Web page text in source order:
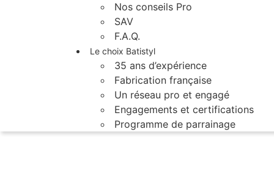
Nos conseils Pro
SAV
F.A.Q.
Le choix Batistyl
35 ans d’expérience
Fabrication française
Un réseau pro et engagé
Engagements et certifications
Programme de parrainage